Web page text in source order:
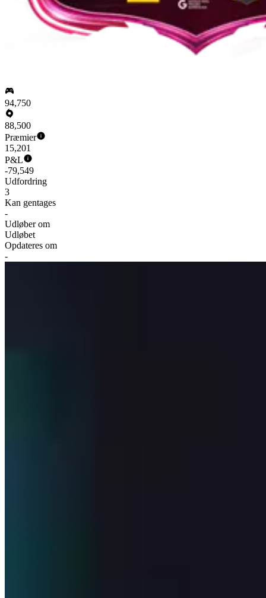
94,750
88,500
Præmier
15,201
P&L
-79,549
Udfordring
3
Kan gentages
-
Udløber om
Udløbet
Opdateres om
-